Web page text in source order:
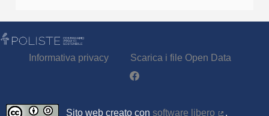
Informativa privacy
Scarica i file Open Data
Partecipa - Poliste su Facebook
Sito web creato con software libero .